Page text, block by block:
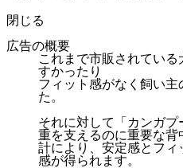
閉じる
広告の概要
これまで市販されてい
すかったり
フィット感がなく飼い
た。
それに対して「カンガ
重を支えるのに重要な
計により、安定感とフ
感が得られます。